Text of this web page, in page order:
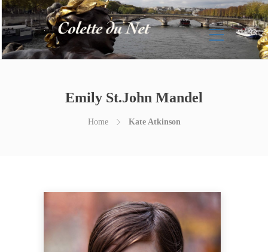
Emily St.John Mandel
Home Kate Atkinson